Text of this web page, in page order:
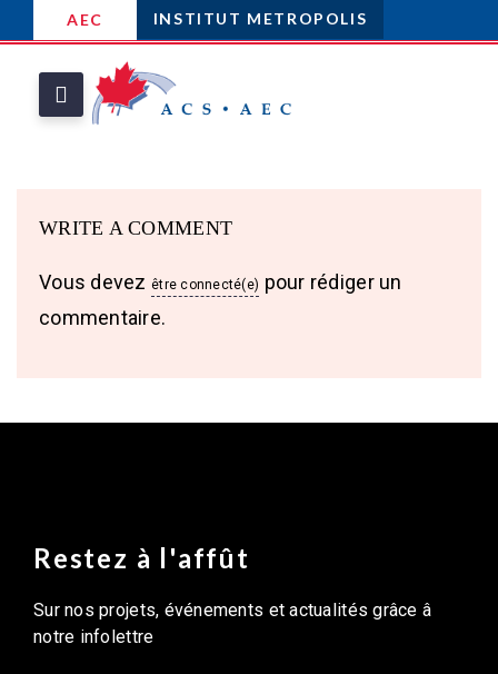
AEC INSTITUT METROPOLIS
WRITE A COMMENT
Vous devez être connecté(e) pour rédiger un
commentaire.
Restez à l'affût
Sur nos projets, événements et actualités grâce â
notre infolettre